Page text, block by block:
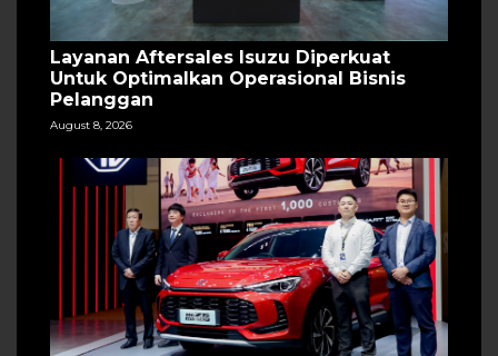
Layanan Aftersales Isuzu Diperkuat
Untuk Optimalkan Operasional Bisnis
Pelanggan
August 8, 2026